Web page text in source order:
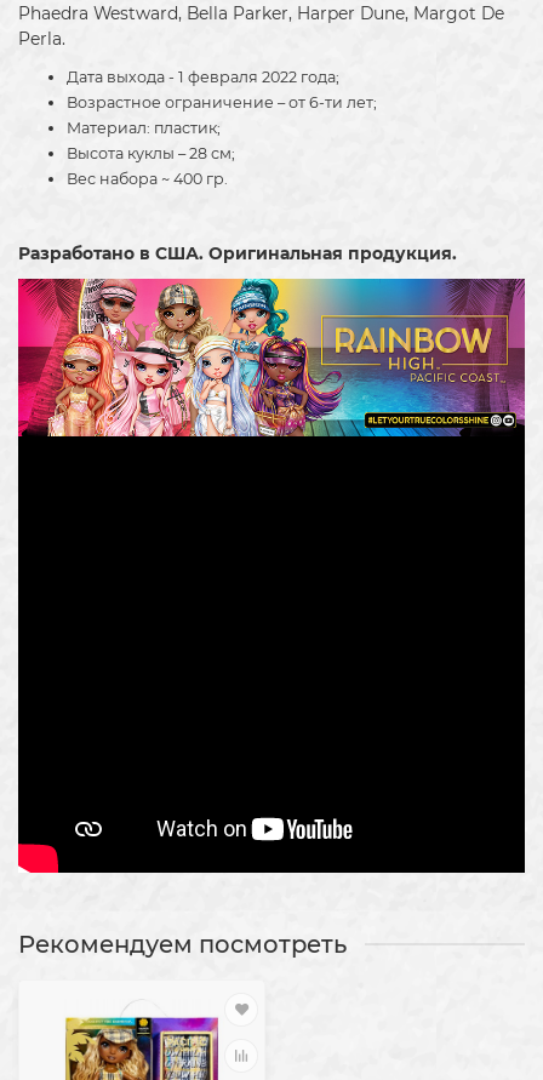
Phaedra Westward, Bella Parker, Harper Dune, Margot De
Perla.
Дата выхода - 1 февраля 2022 года;
Возрастное ограничение – от 6-ти лет;
Материал: пластик;
Высота куклы – 28 см;
Вес набора ~ 400 гр.
Разработано в США. Оригинальная продукция.
Рекомендуем посмотреть